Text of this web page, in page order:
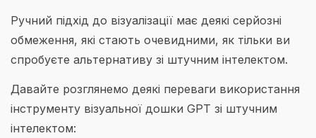
Ручний підхід до візуалізації має деякі серйозні
обмеження, які стають очевидними, як тільки ви
спробуєте альтернативу зі штучним інтелектом.
Давайте розглянемо деякі переваги використання
інструменту візуальної дошки GPT зі штучним
інтелектом: